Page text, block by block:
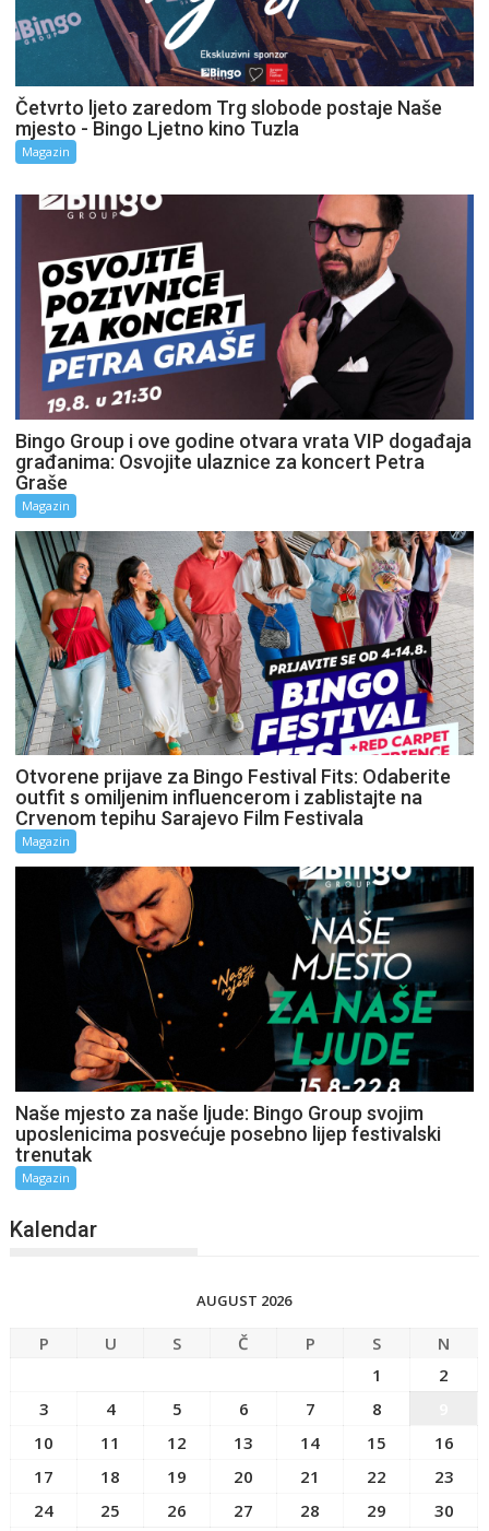
Četvrto ljeto zaredom Trg slobode postaje Naše
mjesto - Bingo Ljetno kino Tuzla
Magazin
Bingo Group i ove godine otvara vrata VIP događaja
građanima: Osvojite ulaznice za koncert Petra
Graše
Magazin
Otvorene prijave za Bingo Festival Fits: Odaberite
outfit s omiljenim influencerom i zablistajte na
Crvenom tepihu Sarajevo Film Festivala
Magazin
Naše mjesto za naše ljude: Bingo Group svojim
uposlenicima posvećuje posebno lijep festivalski
trenutak
Magazin
Kalendar
AUGUST 2026
P U S Č P S
N
1
2
3
4 5 6 7 8
10
11 12 13 14 15
16
17
18 19 20 21 22
23
24
25 26 27 28 29
30